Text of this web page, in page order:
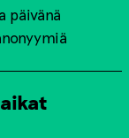
päivänä